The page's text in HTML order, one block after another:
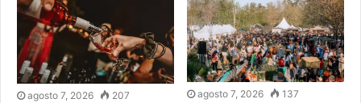
agosto 7, 2026 207 agosto 7, 2026 137